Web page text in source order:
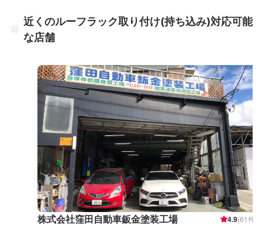
近くのルーフラック取り付け(持ち込み)対応可能
な店舗
株式会社窪田自動車鈑金塗装工場 4.9(61件)